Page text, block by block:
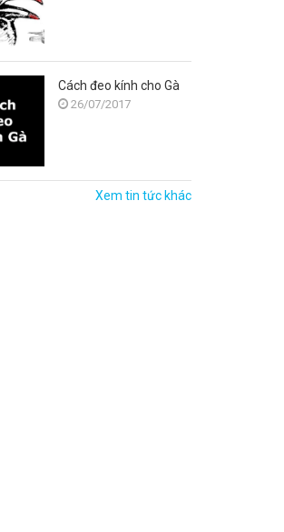
Cách đeo kính cho Gà
26/07/2017
Xem tin tức khác